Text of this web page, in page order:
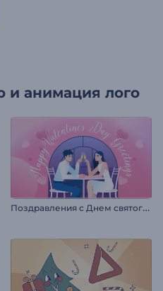
и анимация лого
П
оздравления с Днем святого Валентина